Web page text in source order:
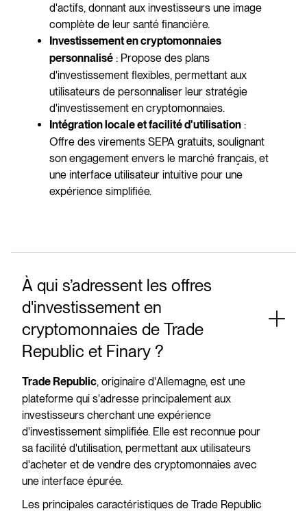
d'actifs, donnant aux investisseurs une image
complète de leur santé financière.
Investissement en cryptomonnaies
personnalisé : Propose des plans
d'investissement flexibles, permettant aux
utilisateurs de personnaliser leur stratégie
d'investissement en cryptomonnaies.
Intégration locale et facilité d'utilisation :
Offre des virements SEPA gratuits, soulignant
son engagement envers le marché français, et
une interface utilisateur intuitive pour une
expérience simplifiée.
À qui s’adressent les offres
d'investissement en
cryptomonnaies de Trade
Republic et Finary ?
Trade Republic, originaire d'Allemagne, est une
plateforme qui s'adresse principalement aux
investisseurs cherchant une expérience
d'investissement simplifiée. Elle est reconnue pour
sa facilité d'utilisation, permettant aux utilisateurs
d'acheter et de vendre des cryptomonnaies avec
une interface épurée.
Les principales caractéristiques de Trade Republic